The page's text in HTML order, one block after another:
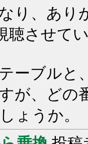
り、あり
聴させて
ーブルと
が、どの
ょうか。